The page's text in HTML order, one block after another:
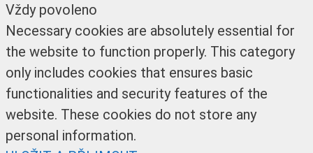
Vždy povoleno
Necessary cookies are absolutely essential for
the website to function properly. This category
only includes cookies that ensures basic
functionalities and security features of the
website. These cookies do not store any
personal information.